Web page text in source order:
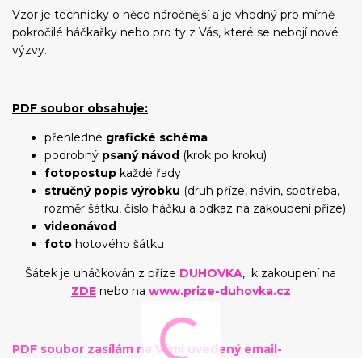
Vzor je technicky o něco náročnější a je vhodný pro mírně
pokročilé háčkařky nebo pro ty z Vás, které se nebojí nové
výzvy.
PDF soubor obsahuje:
přehledné grafické schéma
podrobný psaný návod (krok po kroku)
fotopostup každé řady
stručný popis výrobku (druh příze, návin, spotřeba,
rozměr šátku, číslo háčku a odkaz na zakoupení příze)
videonávod
foto hotového šátku
Šátek je uháčkován z příze DUHOVKA, k zakoupení na
ZDEnebo na www.prize-duhovka.cz
PDF soubor zasílám na Vámi uvedený email-